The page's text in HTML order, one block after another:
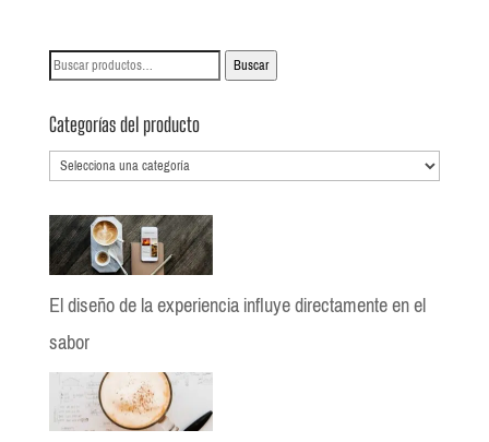
Buscar
Buscar
Categorías del producto
El diseño de la experiencia influye directamente en el
sabor